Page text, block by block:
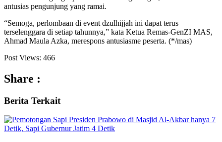
antusias pengunjung yang ramai.
“Semoga, perlombaan di event dzulhijjah ini dapat terus
terselenggara di setiap tahunnya,” kata Ketua Remas-GenZI MAS,
Ahmad Maula Azka, merespons antusiasme peserta. (*/mas)
Post Views: 466
Share :
Berita Terkait